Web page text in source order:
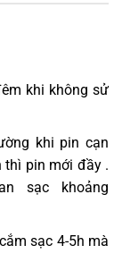
khi không sử
khi pin cạn
thì pin mới đầy .
sạc khoảng
sạc 4-5h mà